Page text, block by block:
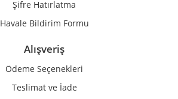
Şifre Hatırlatma
Havale Bildirim Formu
Alışveriş
Ödeme Seçenekleri
Teslimat ve İade